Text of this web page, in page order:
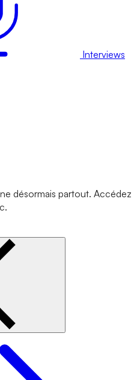
Interviews
désormais partout. Accédez